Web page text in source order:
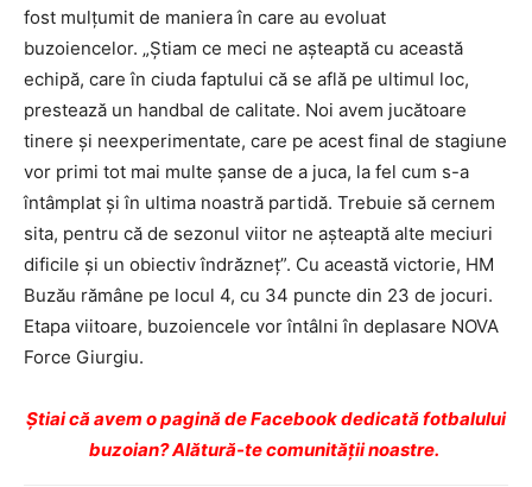
fost mulţumit de maniera în care au evoluat
buzoiencelor. „Ştiam ce meci ne aşteaptă cu această
echipă, care în ciuda faptului că se află pe ultimul loc,
prestează un handbal de calitate. Noi avem jucătoare
tinere şi neexperimentate, care pe acest final de stagiune
vor primi tot mai multe şanse de a juca, la fel cum s-a
întâmplat şi în ultima noastră partidă. Trebuie să cernem
sita, pentru că de sezonul viitor ne aşteaptă alte meciuri
dificile şi un obiectiv îndrăzneţ”. Cu această victorie, HM
Buzău rămâne pe locul 4, cu 34 puncte din 23 de jocuri.
Etapa viitoare, buzoiencele vor întâlni în deplasare NOVA
Force Giurgiu.
Ştiai că avem o pagină de Facebook dedicată fotbalului
buzoian? Alătură-te comunității noastre.